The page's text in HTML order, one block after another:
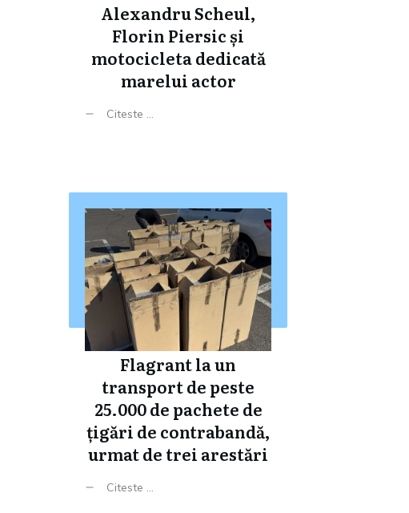
Alexandru Scheul,
Florin Piersic și
motocicleta dedicată
marelui actor
Citeste ...
Flagrant la un
transport de peste
25.000 de pachete de
țigări de contrabandă,
urmat de trei arestări
Citeste ...